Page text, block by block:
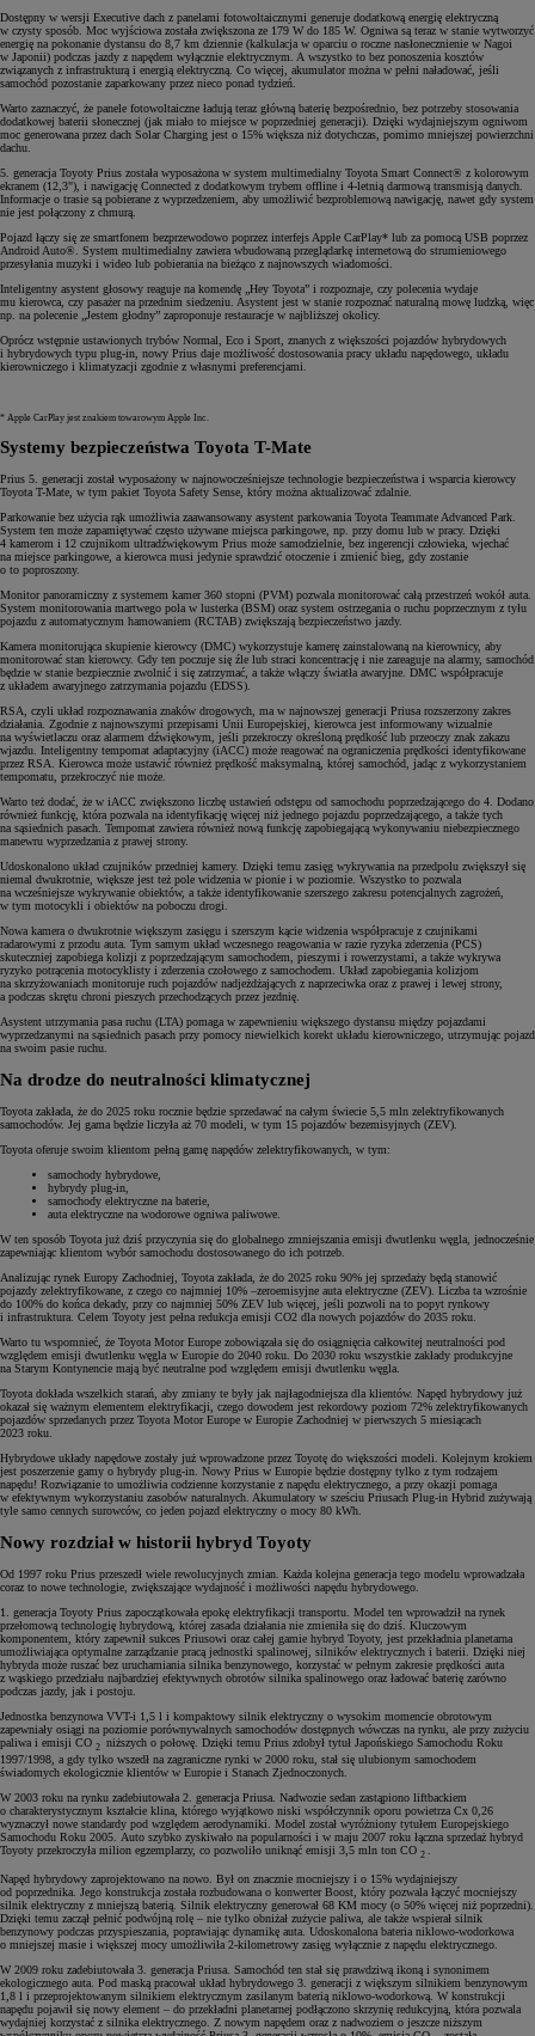
Dostępny w wersji Executive dach z panelami fotowoltaicznymi generuje dodatkową energię elektryczną
w czysty sposób. Moc wyjściowa została zwiększona ze 179 W do 185 W. Ogniwa są teraz w stanie wytworzyć
energię na pokonanie dystansu do 8,7 km dziennie (kalkulacja w oparciu o roczne nasłonecznienie w Nagoi
w Japonii) podczas jazdy z napędem wyłącznie elektrycznym. A wszystko to bez ponoszenia kosztów
związanych z infrastrukturą i energią elektryczną. Co więcej, akumulator można w pełni naładować, jeśli
samochód pozostanie zaparkowany przez nieco ponad tydzień.
Warto zaznaczyć, że panele fotowoltaiczne ładują teraz główną baterię bezpośrednio, bez potrzeby stosowania
dodatkowej baterii słonecznej (jak miało to miejsce w poprzedniej generacji). Dzięki wydajniejszym ogniwom
moc generowana przez dach Solar Charging jest o 15% większa niż dotychczas, pomimo mniejszej powierzchni
dachu.
5. generacja Toyoty Prius została wyposażona w system multimedialny Toyota Smart Connect® z kolorowym
ekranem (12,3"), i nawigację Connected z dodatkowym trybem offline i 4-letnią darmową transmisją danych.
Informacje o trasie są pobierane z wyprzedzeniem, aby umożliwić bezproblemową nawigację, nawet gdy system
nie jest połączony z chmurą.
Pojazd łączy się ze smartfonem bezprzewodowo poprzez interfejs Apple CarPlay* lub za pomocą USB poprzez
Android Auto®. System multimedialny zawiera wbudowaną przeglądarkę internetową do strumieniowego
przesyłania muzyki i wideo lub pobierania na bieżąco z najnowszych wiadomości.
Inteligentny asystent głosowy reaguje na komendę „Hey Toyota” i rozpoznaje, czy polecenia wydaje
mu kierowca, czy pasażer na przednim siedzeniu. Asystent jest w stanie rozpoznać naturalną mowę ludzką, więc
np. na polecenie „Jestem głodny” zaproponuje restauracje w najbliższej okolicy.
Oprócz wstępnie ustawionych trybów Normal, Eco i Sport, znanych z większości pojazdów hybrydowych
i hybrydowych typu plug-in, nowy Prius daje możliwość dostosowania pracy układu napędowego, układu
kierowniczego i klimatyzacji zgodnie z własnymi preferencjami.
* Apple CarPlay jest znakiem towarowym Apple Inc.
Systemy bezpieczeństwa Toyota T-Mate
Prius 5. generacji został wyposażony w najnowocześniejsze technologie bezpieczeństwa i wsparcia kierowcy
Toyota T-Mate, w tym pakiet Toyota Safety Sense, który można aktualizować zdalnie.
Parkowanie bez użycia rąk umożliwia zaawansowany asystent parkowania Toyota Teammate Advanced Park.
System ten może zapamiętywać często używane miejsca parkingowe, np. przy domu lub w pracy. Dzięki
4 kamerom i 12 czujnikom ultradźwiękowym Prius może samodzielnie, bez ingerencji człowieka, wjechać
na miejsce parkingowe, a kierowca musi jedynie sprawdzić otoczenie i zmienić bieg, gdy zostanie
o to poproszony.
Monitor panoramiczny z systemem kamer 360 stopni (PVM) pozwala monitorować całą przestrzeń wokół auta.
System monitorowania martwego pola w lusterka (BSM) oraz system ostrzegania o ruchu poprzecznym z tyłu
pojazdu z automatycznym hamowaniem (RCTAB) zwiększają bezpieczeństwo jazdy.
Kamera monitorująca skupienie kierowcy (DMC) wykorzystuje kamerę zainstalowaną na kierownicy, aby
monitorować stan kierowcy. Gdy ten poczuje się źle lub straci koncentrację i nie zareaguje na alarmy, samochód
będzie w stanie bezpiecznie zwolnić i się zatrzymać, a także włączy światła awaryjne. DMC współpracuje
z układem awaryjnego zatrzymania pojazdu (EDSS).
RSA, czyli układ rozpoznawania znaków drogowych, ma w najnowszej generacji Priusa rozszerzony zakres
działania. Zgodnie z najnowszymi przepisami Unii Europejskiej, kierowca jest informowany wizualnie
na wyświetlaczu oraz alarmem dźwiękowym, jeśli przekroczy określoną prędkość lub przeoczy znak zakazu
wjazdu. Inteligentny tempomat adaptacyjny (iACC) może reagować na ograniczenia prędkości identyfikowane
przez RSA. Kierowca może ustawić również prędkość maksymalną, której samochód, jadąc z wykorzystaniem
tempomatu, przekroczyć nie może.
Warto też dodać, że w iACC zwiększono liczbę ustawień odstępu od samochodu poprzedzającego do 4. Dodano
również funkcję, która pozwala na identyfikację więcej niż jednego pojazdu poprzedzającego, a także tych
na sąsiednich pasach. Tempomat zawiera również nową funkcję zapobiegającą wykonywaniu niebezpiecznego
manewru wyprzedzania z prawej strony.
Udoskonalono układ czujników przedniej kamery. Dzięki temu zasięg wykrywania na przedpolu zwiększył się
niemal dwukrotnie, większe jest też pole widzenia w pionie i w poziomie. Wszystko to pozwala
na wcześniejsze wykrywanie obiektów, a także identyfikowanie szerszego zakresu potencjalnych zagrożeń,
w tym motocykli i obiektów na poboczu drogi.
Nowa kamera o dwukrotnie większym zasięgu i szerszym kącie widzenia współpracuje z czujnikami
radarowymi z przodu auta. Tym samym układ wczesnego reagowania w razie ryzyka zderzenia (PCS)
skuteczniej zapobiega kolizji z poprzedzającym samochodem, pieszymi i rowerzystami, a także wykrywa
ryzyko potrącenia motocyklisty i zderzenia czołowego z samochodem. Układ zapobiegania kolizjom
na skrzyżowaniach monitoruje ruch pojazdów nadjeżdżających z naprzeciwka oraz z prawej i lewej strony,
a podczas skrętu chroni pieszych przechodzących przez jezdnię.
Asystent utrzymania pasa ruchu (LTA) pomaga w zapewnieniu większego dystansu między pojazdami
wyprzedzanymi na sąsiednich pasach przy pomocy niewielkich korekt układu kierowniczego, utrzymując pojazd
na swoim pasie ruchu.
Na drodze do neutralności klimatycznej
Toyota zakłada, że do 2025 roku rocznie będzie sprzedawać na całym świecie 5,5 mln zelektryfikowanych
samochodów. Jej gama będzie liczyła aż 70 modeli, w tym 15 pojazdów bezemisyjnych (ZEV).
Toyota oferuje swoim klientom pełną gamę napędów zelektryfikowanych, w tym:
samochody hybrydowe,
hybrydy plug-in,
samochody elektryczne na baterie,
auta elektryczne na wodorowe ogniwa paliwowe.
W ten sposób Toyota już dziś przyczynia się do globalnego zmniejszania emisji dwutlenku węgla, jednocześnie
zapewniając klientom wybór samochodu dostosowanego do ich potrzeb.
Analizując rynek Europy Zachodniej, Toyota zakłada, że do 2025 roku 90% jej sprzedaży będą stanowić
pojazdy zelektryfikowane, z czego co najmniej 10% –zeroemisyjne auta elektryczne (ZEV). Liczba ta wzrośnie
do 100% do końca dekady, przy co najmniej 50% ZEV lub więcej, jeśli pozwoli na to popyt rynkowy
i infrastruktura. Celem Toyoty jest pełna redukcja emisji CO2 dla nowych pojazdów do 2035 roku.
Warto tu wspomnieć, że Toyota Motor Europe zobowiązała się do osiągnięcia całkowitej neutralności pod
względem emisji dwutlenku węgla w Europie do 2040 roku. Do 2030 roku wszystkie zakłady produkcyjne
na Starym Kontynencie mają być neutralne pod względem emisji dwutlenku węgla.
Toyota dokłada wszelkich starań, aby zmiany te były jak najłagodniejsza dla klientów. Napęd hybrydowy już
okazał się ważnym elementem elektryfikacji, czego dowodem jest rekordowy poziom 72% zelektryfikowanych
pojazdów sprzedanych przez Toyota Motor Europe w Europie Zachodniej w pierwszych 5 miesiącach
2023 roku.
Hybrydowe układy napędowe zostały już wprowadzone przez Toyotę do większości modeli. Kolejnym krokiem
jest poszerzenie gamy o hybrydy plug-in. Nowy Prius w Europie będzie dostępny tylko z tym rodzajem
napędu! Rozwiązanie to umożliwia codzienne korzystanie z napędu elektrycznego, a przy okazji pomaga
w efektywnym wykorzystaniu zasobów naturalnych. Akumulatory w sześciu Priusach Plug-in Hybrid zużywają
tyle samo cennych surowców, co jeden pojazd elektryczny o mocy 80 kWh.
Nowy rozdział w historii hybryd Toyoty
Od 1997 roku Prius przeszedł wiele rewolucyjnych zmian. Każda kolejna generacja tego modelu wprowadzała
coraz to nowe technologie, zwiększające wydajność i możliwości napędu hybrydowego.
1. generacja Toyoty Prius zapoczątkowała epokę elektryfikacji transportu. Model ten wprowadził na rynek
przełomową technologię hybrydową, której zasada działania nie zmieniła się do dziś. Kluczowym
komponentem, który zapewnił sukces Priusowi oraz całej gamie hybryd Toyoty, jest przekładnia planetarna
umożliwiająca optymalne zarządzanie pracą jednostki spalinowej, silników elektrycznych i baterii. Dzięki niej
hybryda może ruszać bez uruchamiania silnika benzynowego, korzystać w pełnym zakresie prędkości auta
z wąskiego przedziału najbardziej efektywnych obrotów silnika spalinowego oraz ładować baterię zarówno
podczas jazdy, jak i postoju.
Jednostka benzynowa VVT-i 1,5 l i kompaktowy silnik elektryczny o wysokim momencie obrotowym
zapewniały osiągi na poziomie porównywalnych samochodów dostępnych wówczas na rynku, ale przy zużyciu
paliwa i emisji CO 2 niższych o połowę. Dzięki temu Prius zdobył tytuł Japońskiego Samochodu Roku
1997/1998, a gdy tylko wszedł na zagraniczne rynki w 2000 roku, stał się ulubionym samochodem
świadomych ekologicznie klientów w Europie i Stanach Zjednoczonych.
W 2003 roku na rynku zadebiutowała 2. generacja Priusa. Nadwozie sedan zastąpiono liftbackiem
o charakterystycznym kształcie klina, którego wyjątkowo niski współczynnik oporu powietrza Cx 0,26
wyznaczył nowe standardy pod względem aerodynamiki. Model został wyróżniony tytułem Europejskiego
Samochodu Roku 2005. Auto szybko zyskiwało na popularności i w maju 2007 roku łączna sprzedaż hybryd
Toyoty przekroczyła milion egzemplarzy, co pozwoliło uniknąć emisji 3,5 mln ton CO 2
Napęd hybrydowy zaprojektowano na nowo. Był on znacznie mocniejszy i o 15% wydajniejszy
od poprzednika. Jego konstrukcja została rozbudowana o konwerter Boost, który pozwala łączyć mocniejszy
silnik elektryczny z mniejszą baterią. Silnik elektryczny generował 68 KM mocy (o 50% więcej niż poprzedni).
Dzięki temu zaczął pełnić podwójną rolę – nie tylko obniżał zużycie paliwa, ale także wspierał silnik
benzynowy podczas przyspieszania, poprawiając dynamikę auta. Udoskonalona bateria niklowo-wodorkowa
o mniejszej masie i większej mocy umożliwiła 2-kilometrowy zasięg wyłącznie z napędu elektrycznego.
W 2009 roku zadebiutowała 3. generacja Priusa. Samochód ten stał się prawdziwą ikoną i synonimem
ekologicznego auta. Pod maską pracował układ hybrydowego 3. generacji z większym silnikiem benzynowym
1,8 l i przeprojektowanym silnikiem elektrycznym zasilanym baterią niklowo-wodorkową. W konstrukcji
napędu pojawił się nowy element – do przekładni planetarnej podłączono skrzynię redukcyjną, która pozwala
wydajniej korzystać z silnika elektrycznego. Z nowym napędem oraz z nadwoziem o jeszcze niższym